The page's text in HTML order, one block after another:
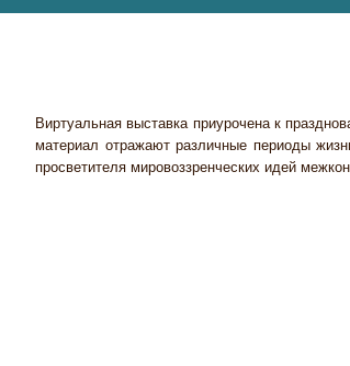
Виртуальная выставка приурочена к
материал отражают различные периоды
просветителя мировоззренческих идей